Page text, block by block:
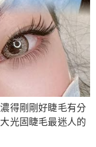
得剛剛好睫毛有分
光固睫毛最迷人的